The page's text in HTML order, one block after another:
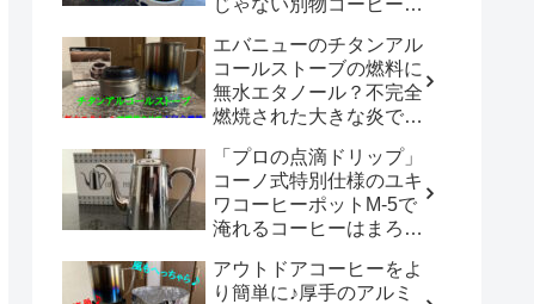
じゃない別物コーヒード
「WDC-185開封レビュ
ー」
エバニューのチタンアル
コールストーブの燃料に
無水エタノール？不完全
燃焼された大きな炎でチ
沸かしてコーヒーを楽し
む。
「プロの点滴ドリップ」
コーノ式特別仕様のユキ
ワコーヒーポットM-5で
淹れるコーヒーはまろや
アウトドアコーヒーをよ
り簡単に♪厚手のアルミ